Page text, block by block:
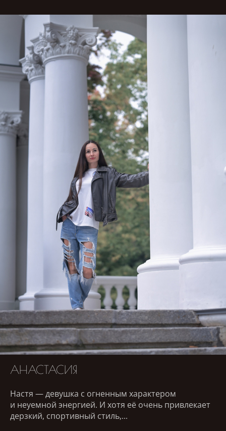
АНАСТАСИЯ
Настя — девушка с огненным характером
и неуемной энергией. И хотя её очень привлекает
дерзкий, спортивный стиль,...